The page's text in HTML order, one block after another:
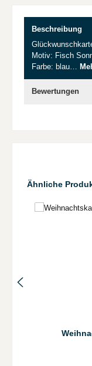
Beschreibung
Motiv: Fisch
Farbe: blau…
Bewertungen
Produktgalerie
Ähnliche